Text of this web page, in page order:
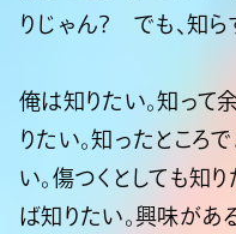
りじゃん？ でも、知ら
俺は知りたい。知って
りたい。知ったところ
い。傷つくとしても知
ば知りたい。興味があ